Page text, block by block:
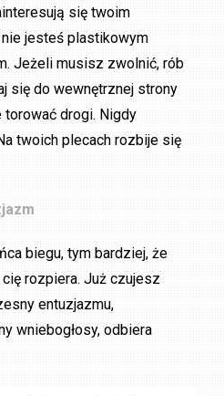
się twoim
jesteś plastikowym
Jeżeli musisz zwolnić, rób
się do wewnętrznej strony
torować drogi. Nigdy
twoich plecach rozbije się
biegu, tym bardziej, że
cię rozpiera. Już czujesz
entuzjazmu,
wniebogłosy, odbiera